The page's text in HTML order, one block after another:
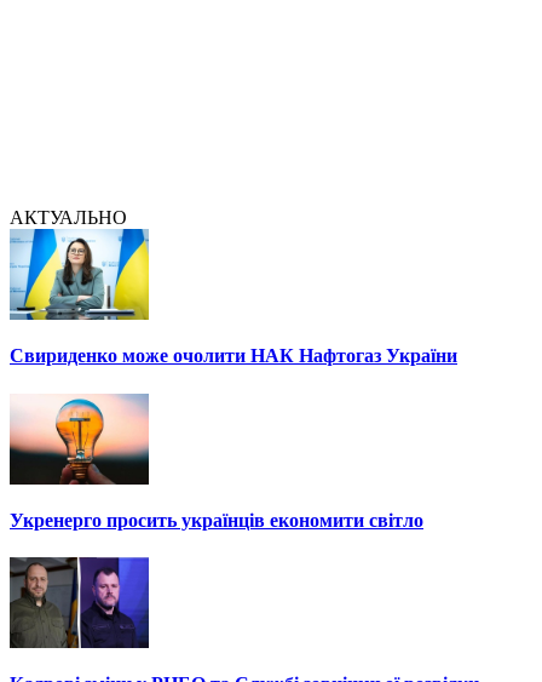
АКТУАЛЬНО
Свириденко може очолити НАК Нафтогаз України
Укренерго просить українців економити світло